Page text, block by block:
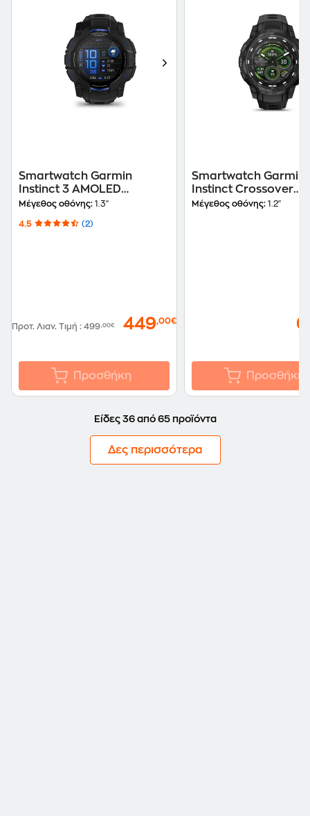
Smartwatch Garmin
Instinct 3 AMOLED
Supernova Collection
and Blue Limited Edition
Μέγεθος οθόνης: 1.3"
4.5 (2)
Προτ. Λιαν. Τιμή : 499,00€ 449,00€
Προσθήκη
Smartwatch Garmin
Instinct Crossover
AMOLED 47mm -
Μέγεθος οθόνης: 1.2"
Προσθήκη
Είδες 36 από 65 προϊόντα
Δες περισσότερα